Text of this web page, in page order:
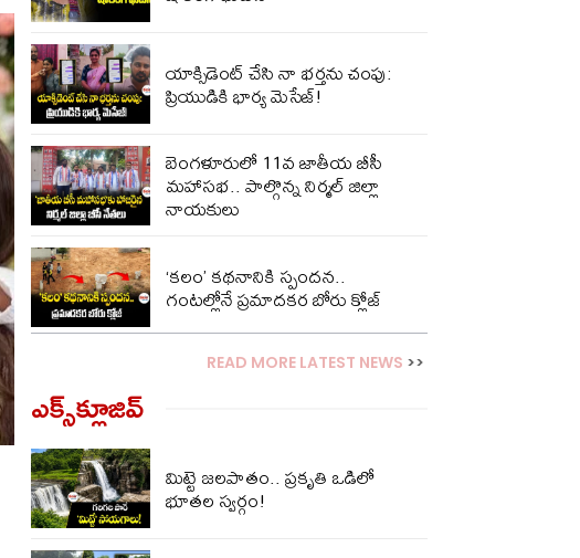
యాక్సిడెంట్ చేసి నా భర్తను చంపు:
ప్రియుడికి భార్య మెసేజ్!
బెంగళూరులో 11వ జాతీయ బీసీ
మహాసభ.. పాల్గొన్న నిర్మల్ జిల్లా
నాయకులు
‘కలం’ కథనానికి స్పందన..
గంటల్లోనే ప్రమాదకర బోరు క్లోజ్
READ MORE LATEST NEWS >>
ఎక్స్‌క్లూజివ్‌
మిట్టె జలపాతం.. ప్రకృతి ఒడిలో
భూతల స్వర్గం!